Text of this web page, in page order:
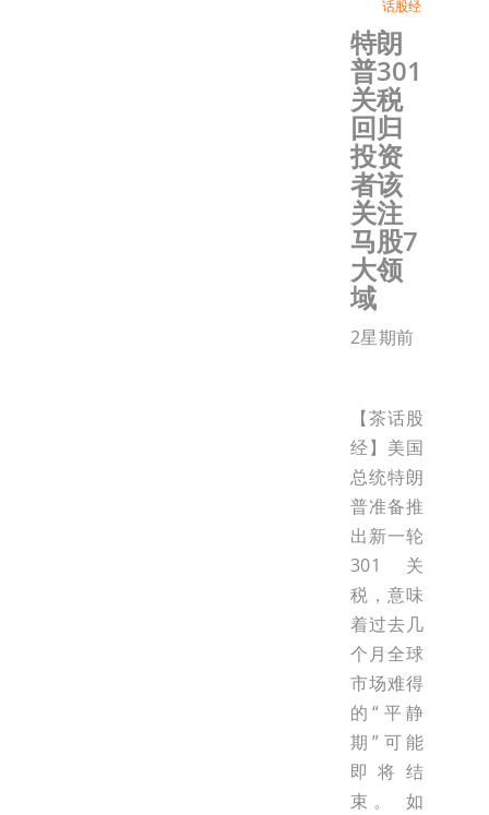
话股经
特朗
普301
关税
回归
投资
者该
关注
马股7
大领
域
2星期前
【茶话股
经】美国
总统特朗
普准备推
出新一轮
301关
税，意味
着过去几
个月全球
市场难得
的“平静
期”可能
即将结
束。 如